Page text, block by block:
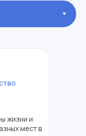
жизни и
мест в